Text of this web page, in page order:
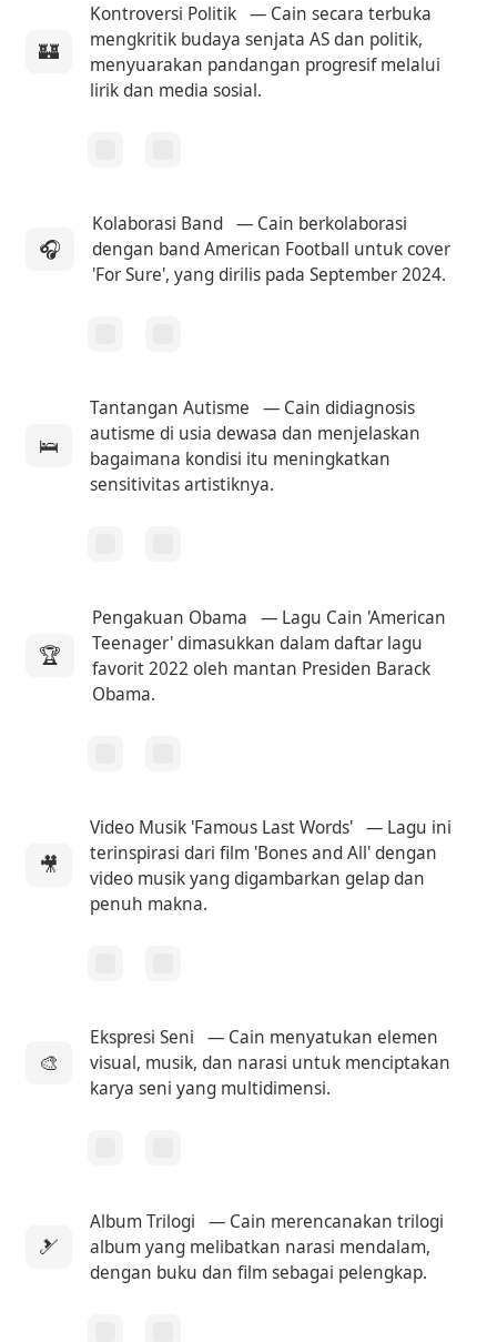
🏰
Kontroversi Politik — Cain secara terbuka
mengkritik budaya senjata AS dan politik,
menyuarakan pandangan progresif melalui
lirik dan media sosial.
🎧
Kolaborasi Band — Cain berkolaborasi
dengan band American Football untuk cover
'For Sure', yang dirilis pada September 2024.
🛌
Tantangan Autisme
— Cain didiagnosis
autisme di usia dewasa dan menjelaskan
bagaimana kondisi itu meningkatkan
sensitivitas artistiknya.
🏆
Pengakuan Obama
— Lagu Cain 'American
Teenager' dimasukkan dalam daftar lagu
favorit 2022 oleh mantan Presiden Barack
Obama.
🎥
Video Musik 'Famous Last Words' — Lagu ini
terinspirasi dari film 'Bones and All' dengan
video musik yang digambarkan gelap dan
penuh makna.
🎨
Ekspresi Seni
— Cain menyatukan elemen
visual, musik, dan narasi untuk menciptakan
karya seni yang multidimensi.
🎿
Album Trilogi
— Cain merencanakan trilogi
album yang melibatkan narasi mendalam,
dengan buku dan film sebagai pelengkap.